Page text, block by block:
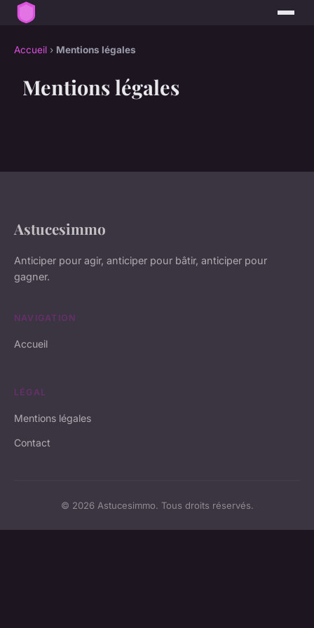
Accueil › Mentions légales
Mentions légales
Astucesimmo
Anticiper pour agir, anticiper pour bâtir, anticiper pour
gagner.
NAVIGATION
Accueil
LÉGAL
Mentions légales
Contact
© 2026 Astucesimmo. Tous droits réservés.